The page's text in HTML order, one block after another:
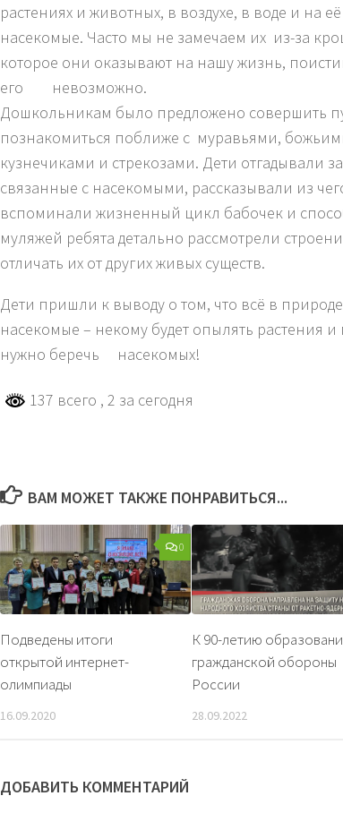
растениях и животных, в воздухе, в воде и на
насекомые. Часто мы не замечаем их из-за
которое они оказывают на нашу жизнь,
его невозможно.
Дошкольникам было предложено совершить
познакомиться поближе с муравьями,
кузнечиками и стрекозами. Дети отгадывали
связанные с насекомыми, рассказывали из
вспоминали жизненный цикл бабочек и
муляжей ребята детально рассмотрели
отличать их от других живых существ.
Дети пришли к выводу о том, что всё в
насекомые – некому будет опылять растения
нужно беречь насекомых!
137 всего , 2 за сегодня
ВАМ МОЖЕТ ТАКЖЕ ПОНРАВИТЬСЯ...
0
Подведены итоги
открытой интернет-
олимпиады
16.09.2020
К 90-летию
гражданской обороны
России
28.09.2022
ДОБАВИТЬ КОММЕНТАРИЙ